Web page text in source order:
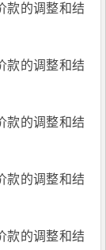
款的调整和结
款的调整和结
款的调整和结
款的调整和结
款的调整和结